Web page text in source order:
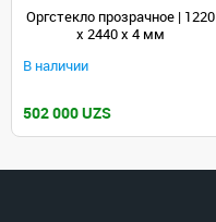
Оргстекло прозрачное | 1220
х 2440 х 4 мм
В наличии
502 000 UZS